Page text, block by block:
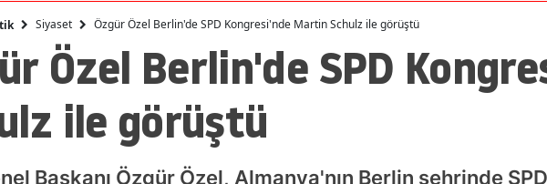
Siyaset Özgür Özel Berlin'de SPD Kongresi'nde Martin Schulz ile görüştü
Özel Berlin'de SPD
ile görüştü
Başkanı Özgür Özel, Almanya'nın Berlin şehrinde